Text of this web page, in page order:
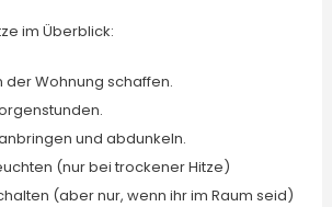
im Überblick:
der Wohnung schaffen.
und abdunkeln.
(nur bei trockener Hitze)
(aber nur, wenn ihr im Raum seid)